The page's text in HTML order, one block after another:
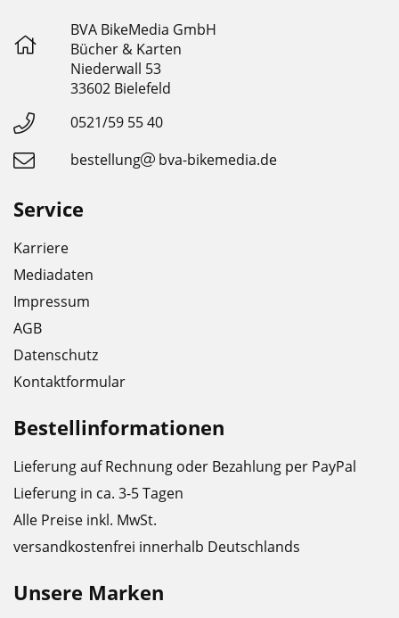
BVA BikeMedia GmbH
Bücher & Karten
Niederwall 53
33602 Bielefeld
0521/59 55 40
bestellung
bva-bikemedia.de
Service
Karriere
Mediadaten
Impressum
AGB
Datenschutz
Kontaktformular
Bestellinformationen
Lieferung auf Rechnung oder Bezahlung per PayPal
Lieferung in ca. 3-5 Tagen
Alle Preise inkl. MwSt.
versandkostenfrei innerhalb Deutschlands
Unsere Marken